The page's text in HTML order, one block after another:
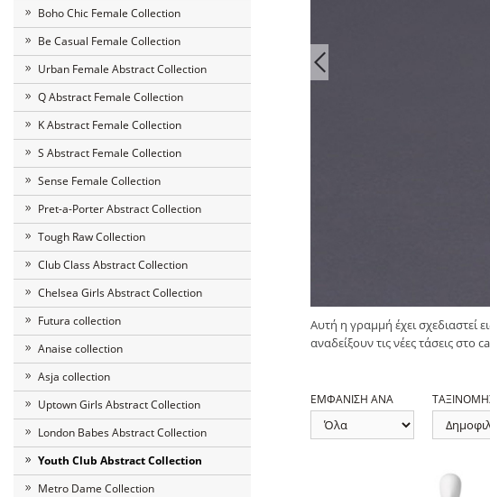
Boho Chic Female Collection
Be Casual Female Collection
Urban Female Abstract Collection
Q Abstract Female Collection
K Abstract Female Collection
S Abstract Female Collection
Sense Female Collection
Pret-a-Porter Abstract Collection
Tough Raw Collection
Club Class Abstract Collection
Chelsea Girls Abstract Collection
Futura collection
Anaise collection
Asja collection
Uptown Girls Abstract Collection
London Babes Abstract Collection
Youth Club Abstract Collection
Metro Dame Collection
Αυτή η γραμμή έχει σχεδιαστεί
αναδείξουν τις νέες τάσεις στο
ΕΜΦΑΝΙΣΗ ΑΝΑ